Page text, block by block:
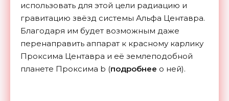
использовать для этой цели радиацию и
гравитацию звёзд системы Альфа Центавра.
Благодаря им будет возможным даже
перенаправить аппарат к красному карлику
Проксима Центавра и её землеподобной
планете Проксима b (подробнее о ней).